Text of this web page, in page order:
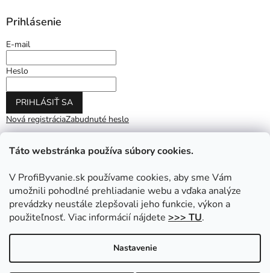
Táto webstránka používa súbory cookies.
V ProfiByvanie.sk používame cookies, aby sme Vám
umožnili pohodlné prehliadanie webu a vďaka analýze
prevádzky neustále zlepšovali jeho funkcie, výkon a
použiteľnosť. Viac informácií nájdete >>> TU.
Nastavenie
Prihlásenie
E-mail
Heslo
PRIHLÁSIŤ SA
Nová registráciaZabudnuté heslo